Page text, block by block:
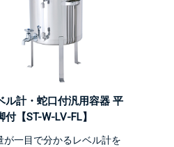
ル計・蛇口付汎用容器 平
付【ST-W-LV-FL】
が一目で分かるレベル計を